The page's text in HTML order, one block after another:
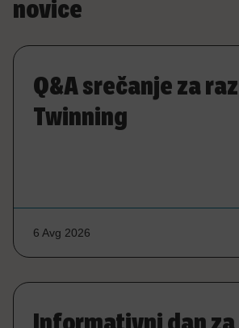
novice
Q&A srečanje za
Twinning
6 Avg 2026